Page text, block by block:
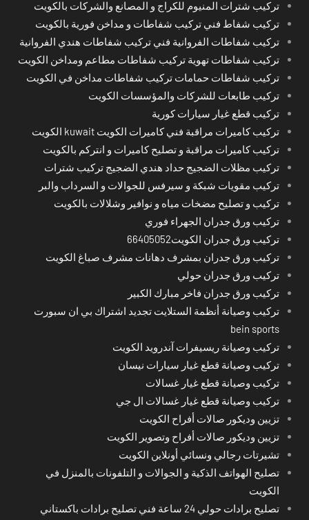
تركيب شترات المنيوم للكراج و المصانع والشركات بالكويت
تركيب شفاط فني تركيب شفاطات و مداخن فورية بالكويت
تركيب شفاطات الفروانية فني تركيب شفاطات هندي الفروانية
تركيب شفاطات تهوية تركيب شفاطات مطاعم ومداخن الكويت
تركيب شفاطات حمامات تركيب شفاطات مداخن في الكويت
تركيب طابعات للشركات والمؤسسات الكويت
تركيب قطع غيار سيارات كورية
تركيب كاميرات مراقبة فني كاميرات الكويت kuwait الكويت
تركيب كاميرات مراقبة و تصليح كاميرات و انتركم بالكويت
تركيب مظلات الضجيج حداد هندي الضجيج تركيب شترات
تركيب مقويات شبكة و سيرفس للجوالات و السرداب والبر
تركيب و تصليح مضخات مياه و نوافير وشلالات بالكويت
تركيب ورق جدران الجهراء فوري
تركيب ورق جدران الكويت66405052
تركيب ورق جدران بمشرف دهانات مشرف صباغ الكويت
تركيب ورق جدران حولي
تركيب ورق جدران فاخر مبارك الكبير
تركيب وصيانة أنظمة الستلايت تجديد اشتراك بي ان سبورت
bein sports
تركيب وصيانة ريسيفرات آندرويد الكويت
تركيب وصيانة قطع غيار سيارات نيسان
تركيب وصيانة قطع غيار غسالات
تركيب وصيانة قطع غيار غسالات ال جي
تزيين وديكور صالات أفراح الكويت
تزيين وديكور صالات أفراح وتصوير الكويت
تشيرتات رجالي ونسائي أونلاين الكويت
تصليح الهواتف الذكية و الجوالات و التلفونات بالمنزل في
الكويت
تصليح برادات حولي 24 ساعة فني تصليح برادات باكستاني